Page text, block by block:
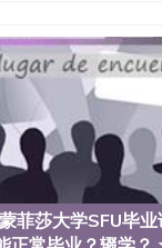
机会和影响力的高等
育质量的核心代表。
美国大学教学排名
其所处地域的世界
公司甚至在学生大三
的实习机会。无论
州立大学系统(CSU),
有大学中的地理位
Valley), 于附
要科技中心。约有
菲莎大学SFU毕